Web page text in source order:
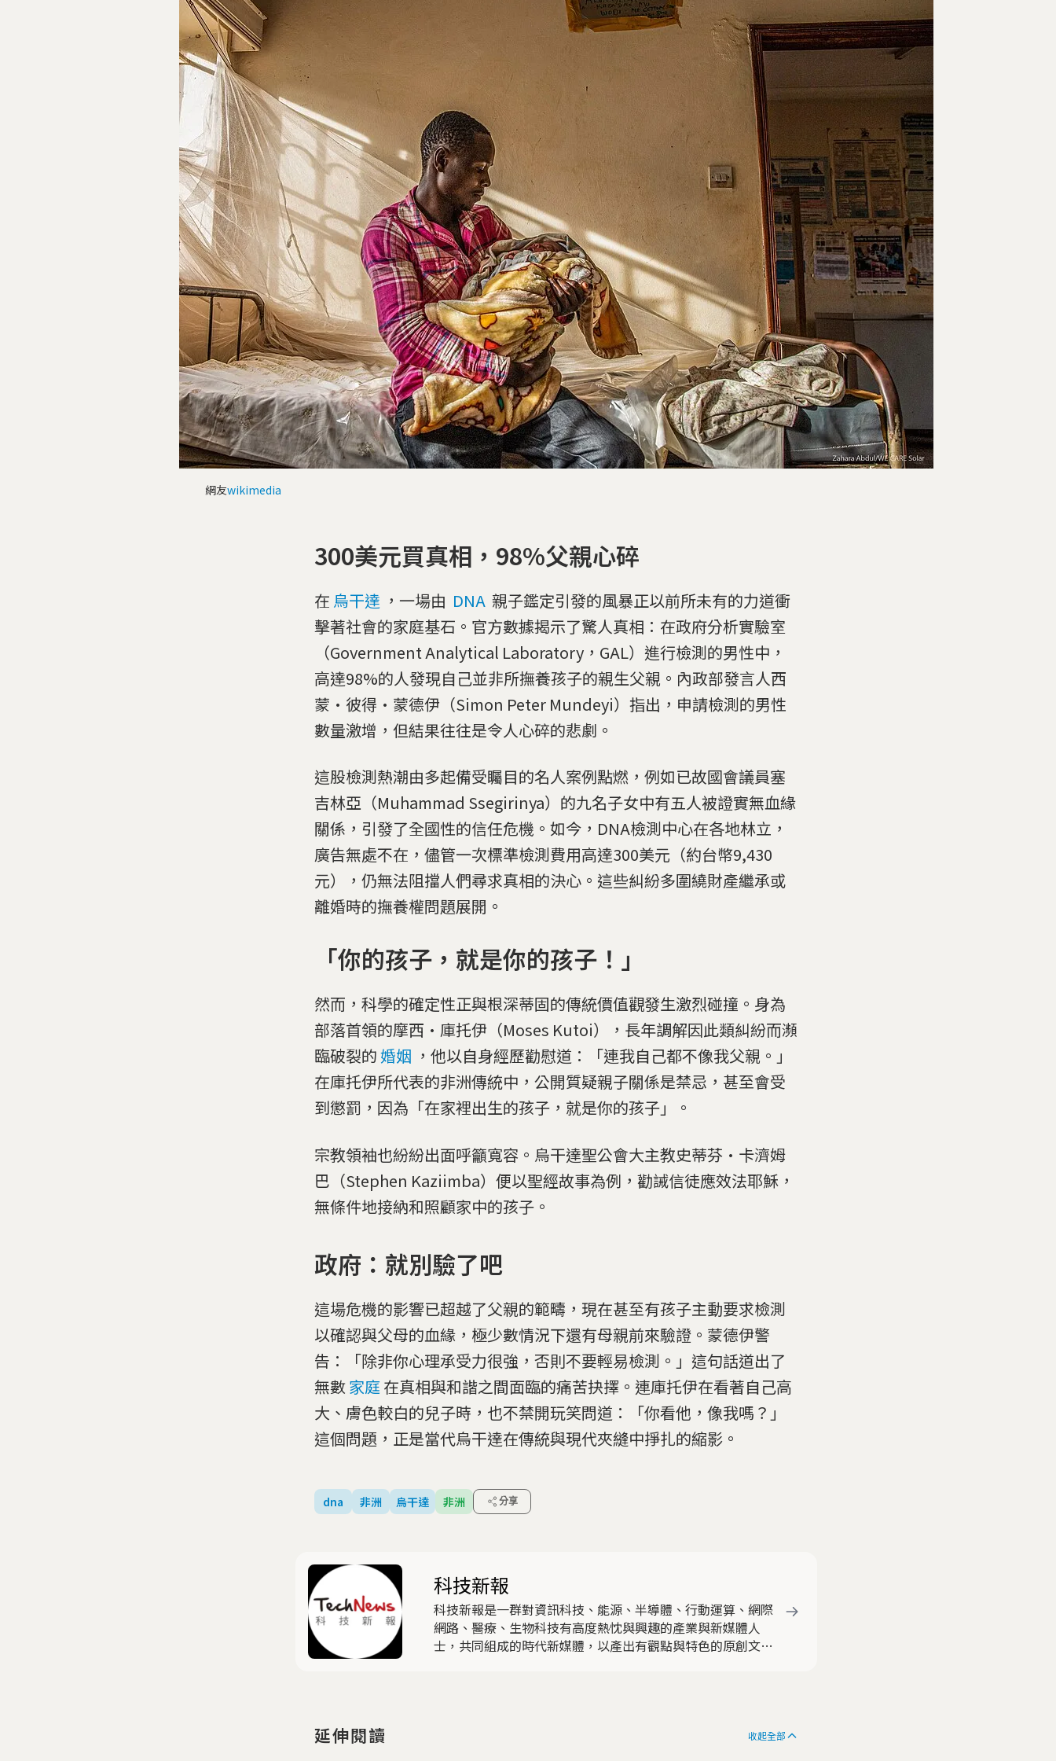
網友wikimedia
300美元買真相，98%父親心碎
在 烏干達 ，一場由 DNA 親子鑑定引發的風暴正以前所未有的力道衝
擊著社會的家庭基石。官方數據揭示了驚人真相：在政府分析實驗室
（Government Analytical Laboratory，GAL）進行檢測的男性中，
高達98%的人發現自己並非所撫養孩子的親生父親。內政部發言人西
蒙·彼得·蒙德伊（Simon Peter Mundeyi）指出，申請檢測的男性
數量激增，但結果往往是令人心碎的悲劇。
這股檢測熱潮由多起備受矚目的名人案例點燃，例如已故國會議員塞
吉林亞（Muhammad Ssegirinya）的九名子女中有五人被證實無血緣
關係，引發了全國性的信任危機。如今，DNA檢測中心在各地林立，
廣告無處不在，儘管一次標準檢測費用高達300美元（約台幣9,430
元），仍無法阻擋人們尋求真相的決心。這些糾紛多圍繞財產繼承或
離婚時的撫養權問題展開。
「你的孩子，就是你的孩子！」
然而，科學的確定性正與根深蒂固的傳統價值觀發生激烈碰撞。身為
部落首領的摩西·庫托伊（Moses Kutoi），長年調解因此類糾紛而瀕
臨破裂的婚姻 ，他以自身經歷勸慰道：「連我自己都不像我父親。」
在庫托伊所代表的非洲傳統中，公開質疑親子關係是禁忌，甚至會受
到懲罰，因為「在家裡出生的孩子，就是你的孩子」。
宗教領袖也紛紛出面呼籲寬容。烏干達聖公會大主教史蒂芬·卡濟姆
巴（Stephen Kaziimba）便以聖經故事為例，勸誡信徒應效法耶穌，
無條件地接納和照顧家中的孩子。
政府：就別驗了吧
這場危機的影響已超越了父親的範疇，現在甚至有孩子主動要求檢測
以確認與父母的血緣，極少數情況下還有母親前來驗證。蒙德伊警
告：「除非你心理承受力很強，否則不要輕易檢測。」這句話道出了
無數家庭 在真相與和諧之間面臨的痛苦抉擇。連庫托伊在看著自己高
大、膚色較白的兒子時，也不禁開玩笑問道：「你看他，像我嗎？」
這個問題，正是當代烏干達在傳統與現代夾縫中掙扎的縮影。
dna 非洲 烏干達 非洲 分享
科技新報
科技新報是一群對資訊科技、能源、半導體、行動運算、網際
網路、醫療、生物科技有高度熱忱與興趣的產業與新媒體人
士，共同組成的時代新媒體，以產出有觀點與特色的原創文章
延伸閱讀 收起全部